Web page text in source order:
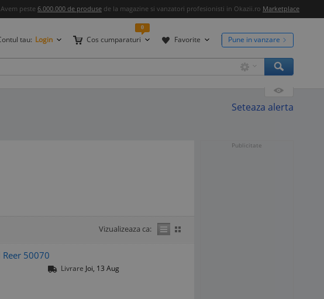
Avem peste 6.000.000 de produse de la magazine si vanzatori profesionisti in Okazii.ro Marketplace
tau: Login Cos cumparaturi
0
Favorite Pune in vanzare
Seteaza alerta
Vizualizeaza ca:
50070
Livrare Joi, 13 Aug
Publicitate